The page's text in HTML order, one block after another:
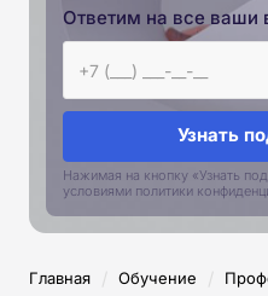
Ответим на все ваши
Узнать
Нажимая на кнопку «Узнать
условиями политики
Главная / Обучение /